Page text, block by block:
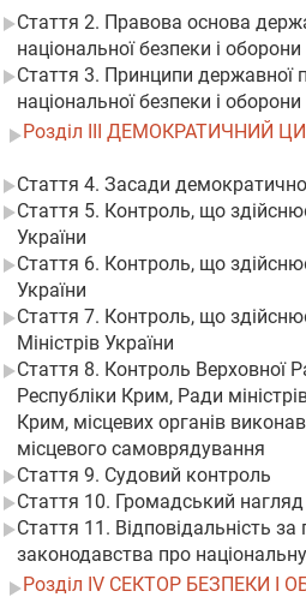
Стаття 2. Правова основа
національної безпеки і оборони
Стаття 3. Принципи державної
національної безпеки і оборони
Розділ III ДЕМОКРАТИЧНИЙ
Стаття 4. Засади
Стаття 5. Контроль, що
України
Стаття 6. Контроль, що
України
Стаття 7. Контроль, що
Міністрів України
Стаття 8. Контроль Верховної
Республіки Крим, Ради
Крим, місцевих органів
місцевого самоврядування
Стаття 9. Судовий контроль
Стаття 10. Громадський нагляд
Стаття 11. Відповідальність
законодавства про
Розділ IV СЕКТОР БЕЗПЕКИ І